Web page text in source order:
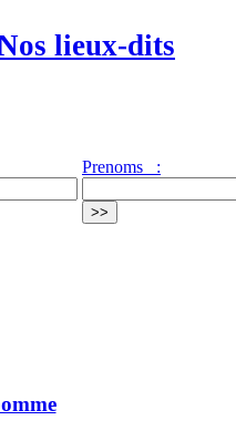
lieux-dits
Prenoms :